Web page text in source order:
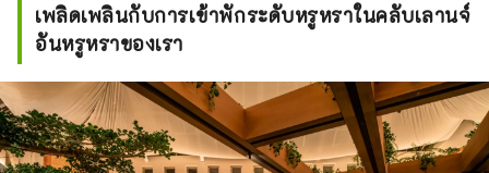
เพลิดเพลินกับการเข้าพักระดับหรูหราในคลับเลานจ์
อันหรูหราของเรา